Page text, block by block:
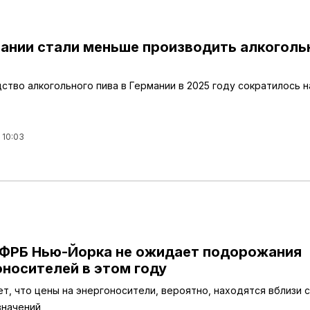
стали меньше производить
алкогольного пива в Германии в 2025 году сократилось
Нью-Йорка не ожидает подорожания
в этом году
что цены на энергоносители, вероятно, находятся вблизи